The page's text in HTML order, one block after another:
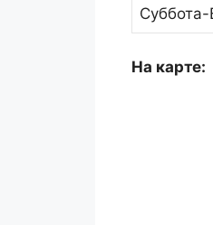
Суббота-
На карте: